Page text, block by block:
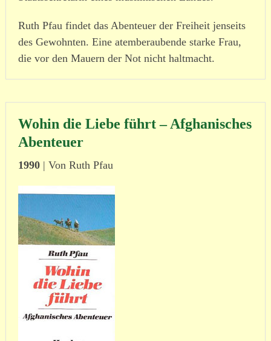
Ruth Pfau findet das Abenteuer der Freiheit jenseits
des Gewohnten. Eine atem­be­rau­bende starke Frau,
die vor den Mauern der Not nicht halt­macht.
Wohin die Liebe führt – Afghanisches
Abenteuer
1990| Von Ruth Pfau